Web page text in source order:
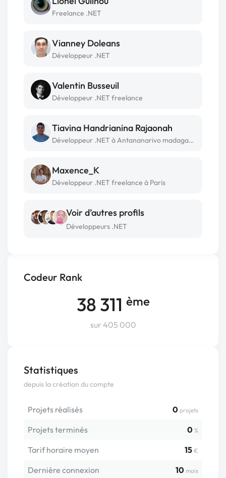
Codeur Rank
38 311 ème
sur 405 000
Statistiques
depuis la création du compte
Projets réalisés 0 projets
Projets terminés 0 %
Tarif horaire moyen 15 €
Dernière connexion 10 mois
Freelance .NET
Vianney Doleans
Développeur .NET
Valentin Busseuil
Développeur .NET freelance
Tiavina Handrianina Rajaonah
Développeur .NET à Antananarivo madagascar
Maxence_K
Développeur .NET freelance à Paris
Voir d’autres profils
Développeurs .NET